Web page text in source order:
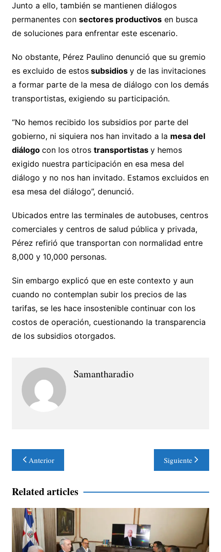
Junto a ello, también se mantienen diálogos
permanentes con sectores productivosen busca
de soluciones para enfrentar este escenario.
No obstante, Pérez Paulino denunció que su gremio
es excluido de estossubsidios y de las invitaciones
a formar parte de la mesa de diálogo con los demás
transportistas, exigiendo su participación.
“No hemos recibido los subsidios por parte del
gobierno, ni siquiera nos han invitado a la mesa del
diálogo con los otros transportistas y hemos
exigido nuestra participación en esa mesa del
diálogo y no nos han invitado. Estamos excluidos en
esa mesa del diálogo”, denunció.
Ubicados entre las terminales de autobuses, centros
comerciales y centros de salud pública y privada,
Pérez refirió que transportan con normalidad entre
8,000 y 10,000 personas.
Sin embargo explicó que en este contexto y aun
cuando no contemplan subir los precios de las
tarifas, se les hace insostenible continuar con los
costos de operación, cuestionando la transparencia
de los subsidios otorgados.
Samantharadio
Navegación
de
entradas
Anterior Siguiente
Related articles